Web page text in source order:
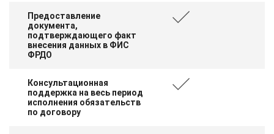
Предоставление
документа,
подтверждающего факт
внесения данных в ФИС
ФРДО
Консультационная
поддержка на весь период
исполнения обязательств
по договору